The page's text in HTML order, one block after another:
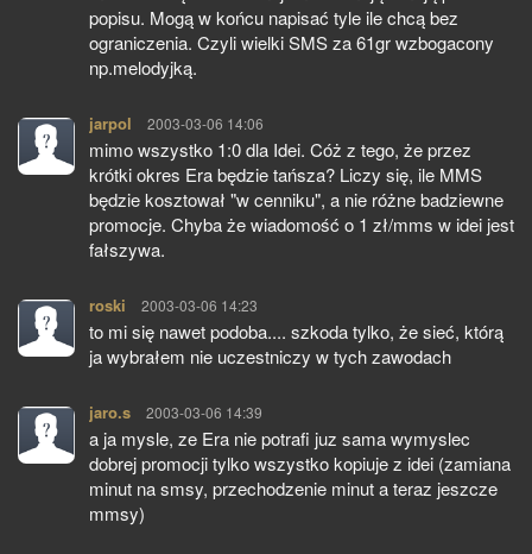
popisu. Mogą w końcu napisać tyle ile chcą bez
ograniczenia. Czyli wielki SMS za 61gr wzbogacony
np.melodyjką.
jarpol pisze:
2003-03-06 14:06
mimo wszystko 1:0 dla Idei. Cóż z tego, że przez
krótki okres Era będzie tańsza? Liczy się, ile MMS
będzie kosztował "w cenniku", a nie różne badziewne
promocje. Chyba że wiadomość o 1 zł/mms w idei jest
fałszywa.
roski pisze:
2003-03-06 14:23
to mi się nawet podoba.... szkoda tylko, że sieć, którą
ja wybrałem nie uczestniczy w tych zawodach
jaro.s pisze:
2003-03-06 14:39
a ja mysle, ze Era nie potrafi juz sama wymyslec
dobrej promocji tylko wszystko kopiuje z idei (zamiana
minut na smsy, przechodzenie minut a teraz jeszcze
mmsy)